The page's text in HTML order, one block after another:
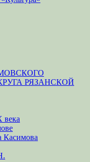
РЯЗАНСКОЙ
века
Касимова